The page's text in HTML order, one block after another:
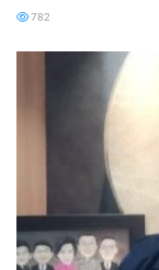
782